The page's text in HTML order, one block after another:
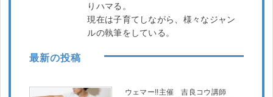
りハマる。
現在は子育てしながら、様々なジャン
ルの執筆をしている。
最新の投稿
ウェマー!!主催 吉良コウ講師